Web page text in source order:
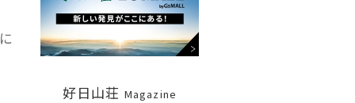
好日山荘 Magazine